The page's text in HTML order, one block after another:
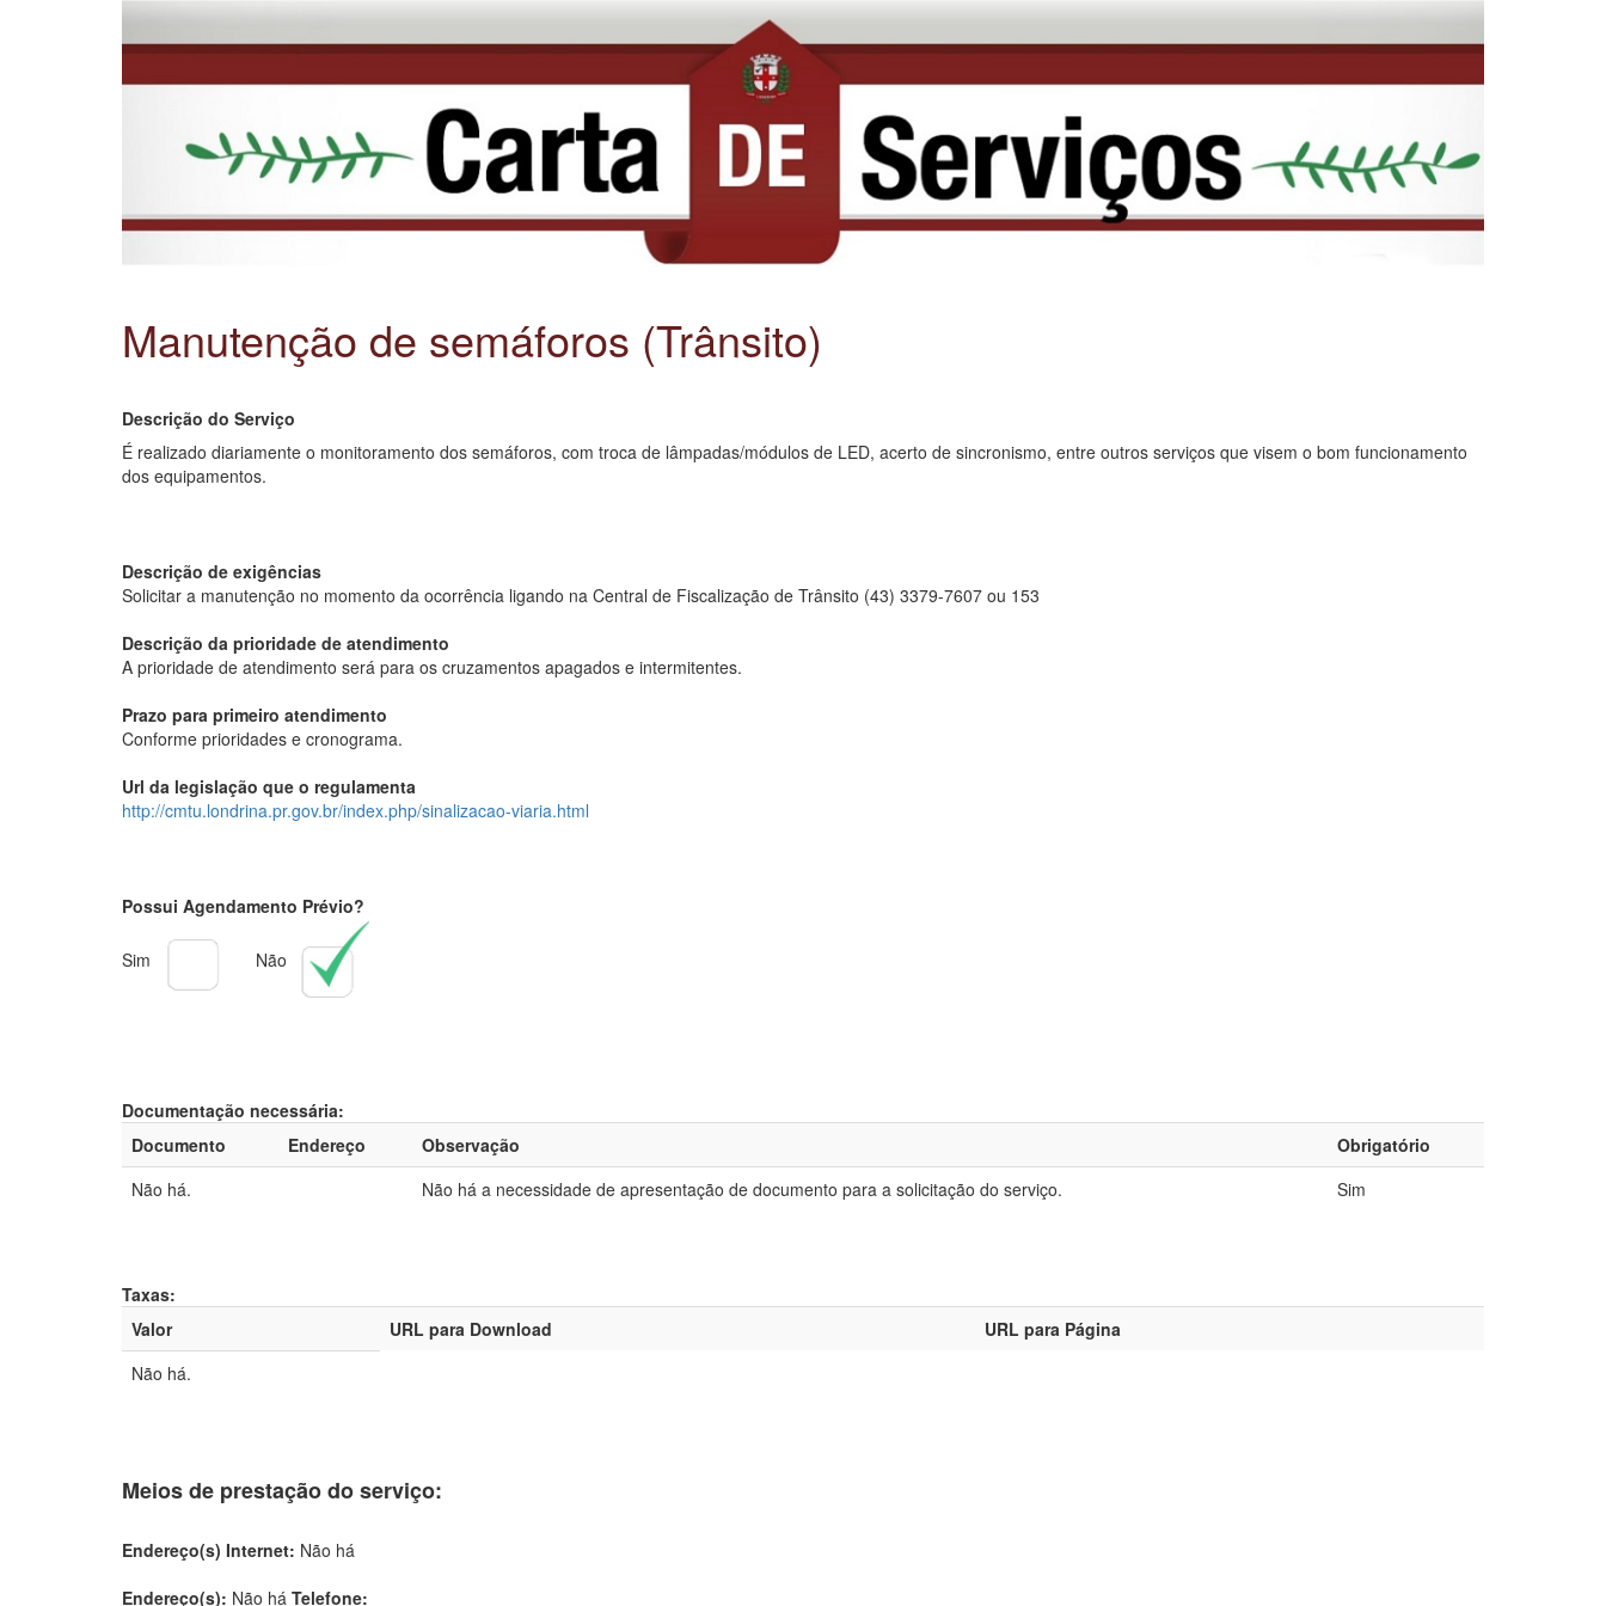
Manutenção de semáforos (Trânsito)
Descrição do Serviço
É realizado diariamente o monitoramento dos semáforos, com troca de lâmpadas/módulos de LED, acerto de sincronismo, entre outros serviços que visem o bom funcionamento
dos equipamentos.
Descrição de exigências
Solicitar a manutenção no momento da ocorrência ligando na Central de Fiscalização de Trânsito (43) 3379-7607 ou 153
Descrição da prioridade de atendimento
A prioridade de atendimento será para os cruzamentos apagados e intermitentes.
Prazo para primeiro atendimento
Conforme prioridades e cronograma.
Url da legislação que o regulamenta
http://cmtu.londrina.pr.gov.br/index.php/sinalizacao-viaria.html
Possui Agendamento Prévio?
Sim Não
Documentação necessária:
Documento
Endereço Observação
Obrigatório
Não há.
Não há a necessidade de apresentação de documento para a solicitação do serviço. Sim
Taxas:
Valor
URL para Download
URL para Página
Não há.
Meios de prestação do serviço:
Endereço(s) Internet: Não há
Endereço(s): Não há Telefone: